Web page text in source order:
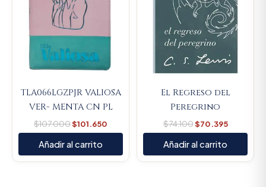
TLA066LGZPJR VALIOSA
VER- MENTA CN PL
$107.000$101.650
Añadir al carrito
El Regreso del
Peregrino
$74.100$70.395
Añadir al carrito